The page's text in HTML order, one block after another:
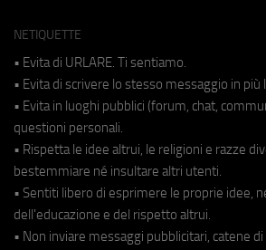
NETIQUETTE
• Evita di URLARE. Ti sentiamo.
• Evita di scrivere lo stesso messaggio in più
• Evita in luoghi pubblici (forum, chat,
questioni personali.
• Rispetta le idee altrui, le religioni e razze
bestemmiare né insultare altri utenti.
• Sentiti libero di esprimere le proprie idee,
dell'educazione e del rispetto altrui.
• Non inviare messaggi pubblicitari, catene